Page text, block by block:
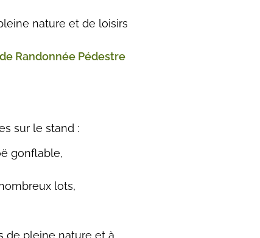
nature et de loisirs
Randonnée Pédestre
sur le stand :
gonflable,
lots,
de pleine nature et à